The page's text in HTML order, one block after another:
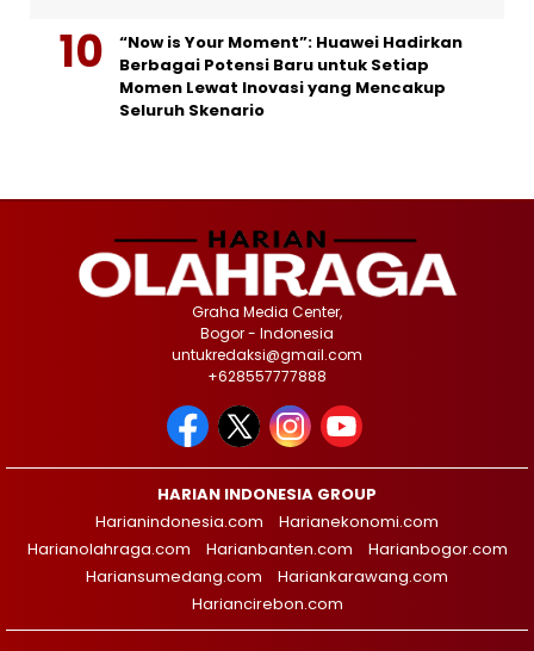
“Now is Your Moment”: Huawei Hadirkan
Berbagai Potensi Baru untuk Setiap
Momen Lewat Inovasi yang Mencakup
Seluruh Skenario
Graha Media Center,
Bogor - Indonesia
untukredaksi@gmail.com
+628557777888
HARIAN INDONESIA GROUP
Harianindonesia.com
Harianekonomi.com
Harianolahraga.com
Harianbanten.com
Harianbogor.com
Hariansumedang.com
Hariankarawang.com
Hariancirebon.com